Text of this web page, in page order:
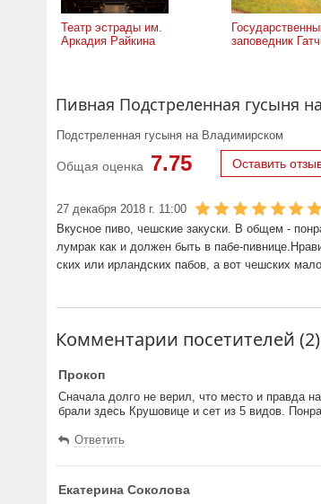
Театр эстрады им.
Аркадия Райкина
заповедник
Пивная Подстреленная гусыня
Подстреленная гусыня на Владимирском
Общая оценка 7.75 Оставить
27 декабря 2018 г. 11:00
Вкусное пиво, чешские закуски. В общем -
лумрак как и должен быть в пабе-
ских или ирландских пабов, а вот чешских
Комментарии посетителей (2)
Прокоп
Сначала долго не верил, что место и правда
брали здесь Крушовице и сет из 5 видов.
Ответить
Екатерина Соколова